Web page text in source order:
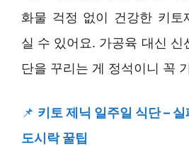
화물 걱정 없이 건강한 키토
실 수 있어요. 가공육 대신 신
단을 꾸리는 게 정석이니 꼭
📌 키토 제닉 일주일 식단 –
도시락 꿀팁